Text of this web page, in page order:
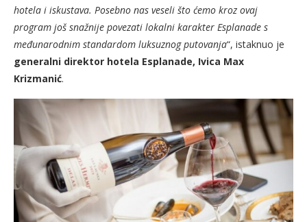
hotela i iskustava. Posebno nas veseli što ćemo kroz ovaj
program još snažnije povezati lokalni karakter Esplanade s
međunarodnim standardom luksuznog putovanja“, istaknuo je
generalni direktor hotela Esplanade, Ivica Max
Krizmanić.